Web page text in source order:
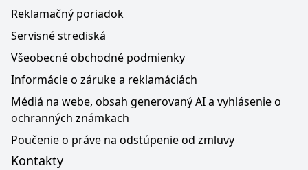
Reklamačný poriadok
Servisné strediská
Všeobecné obchodné podmienky
Informácie o záruke a reklamáciách
Médiá na webe, obsah generovaný AI a vyhlásenie o
ochranných známkach
Poučenie o práve na odstúpenie od zmluvy
Kontakty